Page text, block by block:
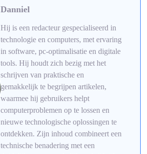
Danniel
Hij is een redacteur gespecialiseerd in
technologie en computers, met ervaring
in software, pc-optimalisatie en digitale
tools. Hij houdt zich bezig met het
schrijven van praktische en
gemakkelijk te begrijpen artikelen,
waarmee hij gebruikers helpt
computerproblemen op te lossen en
nieuwe technologische oplossingen te
ontdekken. Zijn inhoud combineert een
technische benadering met een